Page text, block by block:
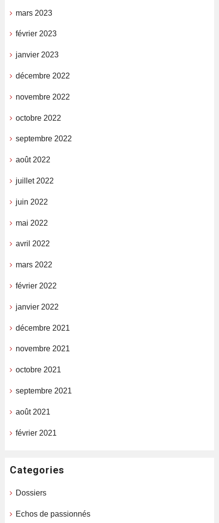
mars 2023
février 2023
janvier 2023
décembre 2022
novembre 2022
octobre 2022
septembre 2022
août 2022
juillet 2022
juin 2022
mai 2022
avril 2022
mars 2022
février 2022
janvier 2022
décembre 2021
novembre 2021
octobre 2021
septembre 2021
août 2021
février 2021
Categories
Dossiers
Echos de passionnés